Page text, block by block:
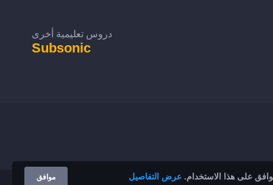
دروس تعليمية أخرى
Subsonic
على هذا الاستخدام. عرض التفاصيل موافق